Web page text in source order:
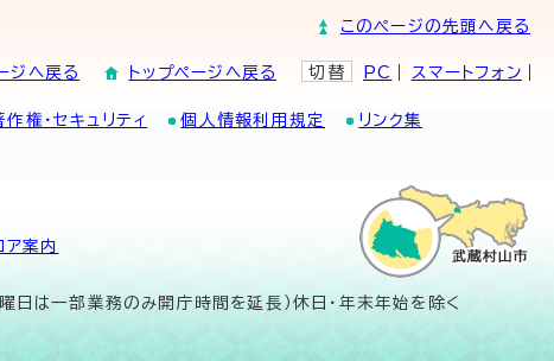
このページの先頭へ戻る
ジへ戻る トップページへ戻る 切替 PC スマートフォン
作権・セキュリティ 個人情報利用規定 リンク集
ア案内
は一部業務のみ開庁時間を延長）休日・年末年始を除く